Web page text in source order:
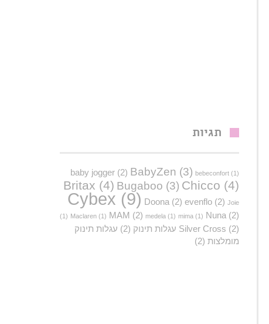
תגיות
baby jogger (2) BabyZen (3) bebeconfort (1)
Britax (4) Bugaboo (3) Chicco (4)
Cybex (9) Doona (2) evenflo (2) Joie
(1) Maclaren (1) MAM (2) medela (1) mima (1) Nuna (2)
Silver Cross (2) עגלות תינוק (2)
עגלות תינוק
מומלצות (2)